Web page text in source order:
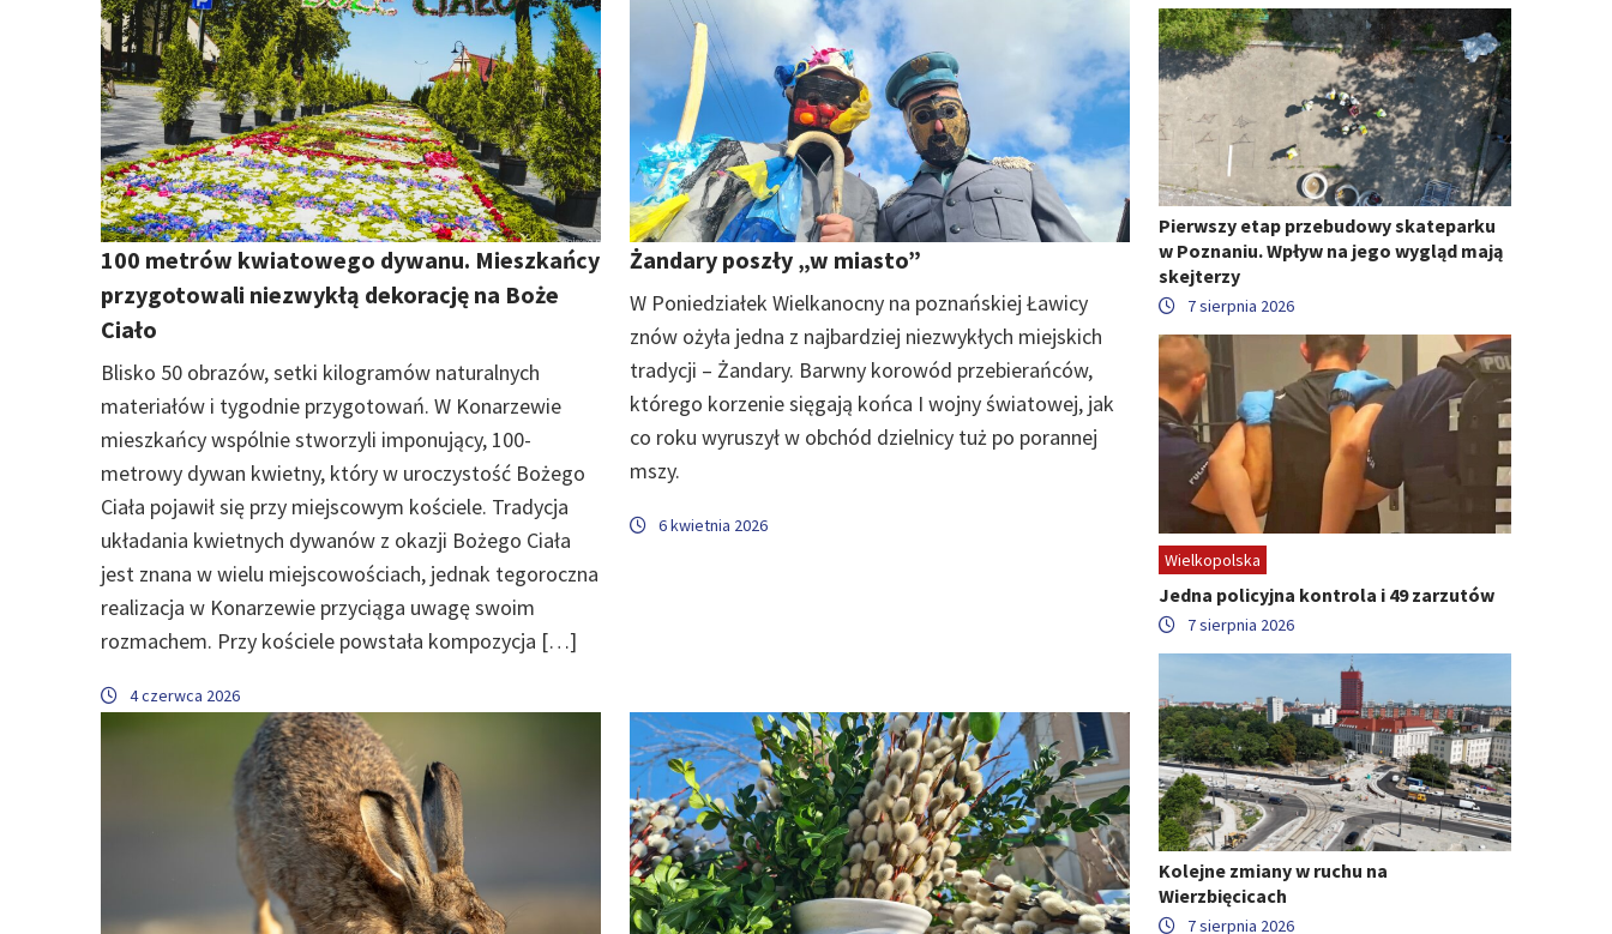
100 metrów kwiatowego dywanu. Mieszkańcy
przygotowali niezwykłą dekorację na Boże
Ciało
Blisko 50 obrazów, setki kilogramów naturalnych
materiałów i tygodnie przygotowań. W Konarzewie
mieszkańcy wspólnie stworzyli imponujący, 100-
metrowy dywan kwietny, który w uroczystość Bożego
Ciała pojawił się przy miejscowym kościele. Tradycja
układania kwietnych dywanów z okazji Bożego Ciała
jest znana w wielu miejscowościach, jednak tegoroczna
realizacja w Konarzewie przyciąga uwagę swoim
rozmachem. Przy kościele powstała kompozycja […]
4 czerwca 2026
Żandary poszły „w miasto”
W Poniedziałek Wielkanocny na poznańskiej Ławicy
znów ożyła jedna z najbardziej niezwykłych miejskich
tradycji – Żandary. Barwny korowód przebierańców,
którego korzenie sięgają końca I wojny światowej, jak
co roku wyruszył w obchód dzielnicy tuż po porannej
mszy.
6 kwietnia 2026
Pierwszy etap przebudowy skateparku
w Poznaniu. Wpływ na jego wygląd mają
skejterzy
7 sierpnia 2026
Wielkopolska
Jedna policyjna kontrola i 49 zarzutów
7 sierpnia 2026
Kolejne zmiany w ruchu na
Wierzbięcicach
7 sierpnia 2026